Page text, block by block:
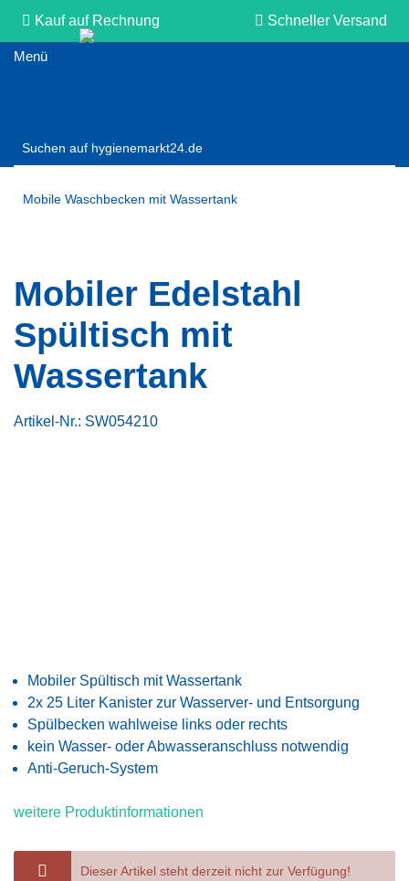
Kauf auf Rechnung Schneller Versand
Mobile Waschbecken mit Wassertank
Mobiler Edelstahl
Spültisch mit
Wassertank
Artikel-Nr.: SW054210
Mobiler Spültisch mit Wassertank
2x 25 Liter Kanister zur Wasserver- und Entsorgung
Spülbecken wahlweise links oder rechts
kein Wasser- oder Abwasseranschluss notwendig
Anti-Geruch-System
weitere Produktinformationen
Dieser Artikel steht derzeit nicht zur Verfügung!